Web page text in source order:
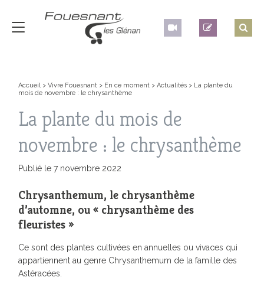
Accueil>Vivre Fouesnant > En ce moment >Actualités > La plante du
mois de novembre : le chrysanthème
La plante du mois de
novembre : le chrysanthème
Publié le 7 novembre 2022
Chrysanthemum, le chrysanthème
d’automne, ou « chrysanthème des
fleuristes »
Ce sont des plantes cultivées en annuelles ou vivaces qui
appartiennent au genre Chrysanthemum de la famille des
Astéracées.